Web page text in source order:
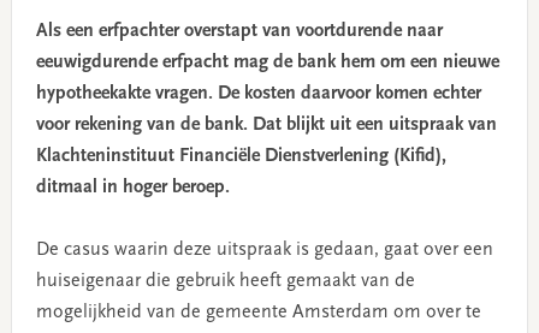
Als een erfpachter overstapt van voortdurende naar
eeuwigdurende erfpacht mag de bank hem om een nieuwe
hypotheekakte vragen. De kosten daarvoor komen echter
voor rekening van de bank. Dat blijkt uit een uitspraak van
Klachteninstituut Financiële Dienstverlening (Kifid),
ditmaal in hoger beroep.
De casus waarin deze uitspraak is gedaan, gaat over een
huiseigenaar die gebruik heeft gemaakt van de
mogelijkheid van de gemeente Amsterdam om over te